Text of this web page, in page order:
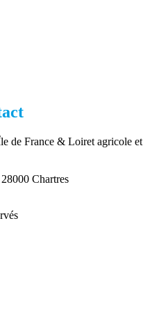
de France & Loiret agricole et
Chartres